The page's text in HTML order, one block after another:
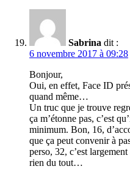
Sabrina dit :
6 novembre 2017 à 09:28
Bonjour,
Oui, en effet, Face ID
quand même…
Un truc que je trouve
ça m’étonne pas, c’est
minimum. Bon, 16,
que ça peut convenir à
perso, 32, c’est
rien du tout…